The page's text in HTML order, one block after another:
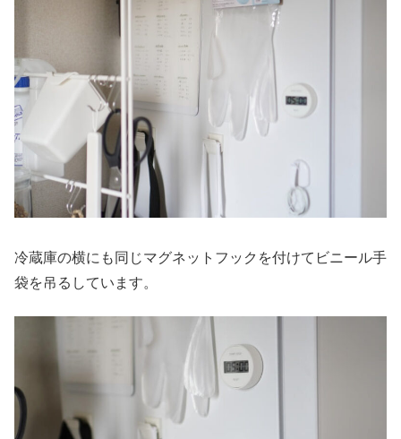
冷蔵庫の横にも同じマグネットフックを付けてビニール手
袋を吊るしています。